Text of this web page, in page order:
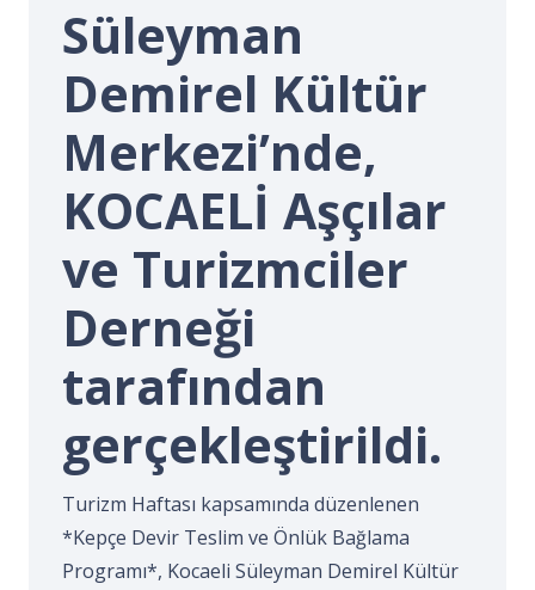
Süleyman
Demirel Kültür
Merkezi’nde,
KOCAELİ Aşçılar
ve Turizmciler
Derneği
tarafından
gerçekleştirildi.
Turizm Haftası kapsamında düzenlenen
*Kepçe Devir Teslim ve Önlük Bağlama
Programı*, Kocaeli Süleyman Demirel Kültür